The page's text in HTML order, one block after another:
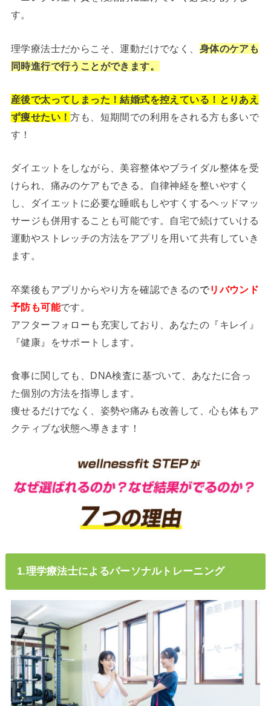
す。
理学療法士だからこそ、運動だけでなく、 身体のケアも
同時進行で行うことができます。
産後で太ってしまった！結婚式を控えている！とりあえ
ず痩せたい！方も、短期間での利用をされる方も多いで
す！
ダイエットをしながら、美容整体やブライダル整体を受
けられ、痛みのケアもできる。自律神経を整いやすく
し、ダイエットに必要な睡眠もしやすくするヘッドマッ
サージも併用することも可能です。自宅で続けていける
運動やストレッチの方法をアプリを用いて共有していき
ます。
卒業後もアプリからやり方を確認できるのでリバウンド
予防も可能です。
アフターフォローも充実しており、あなたの『キレイ』
『健康』をサポートします。
食事に関しても、DNA検査に基づいて、あなたに合っ
た個別の方法を指導します。
痩せるだけでなく、姿勢や痛みも改善して、心も体もア
クティブな状態へ導きます！
1.理学療法士によるパーソナルトレーニング